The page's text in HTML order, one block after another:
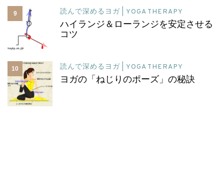
9 読んで深めるヨガ | YOGA THERAPY
ハイランジ＆ローランジを安定させる
コツ
10 読んで深めるヨガ | YOGA THERAPY
ヨガの「ねじりのポーズ」の秘訣